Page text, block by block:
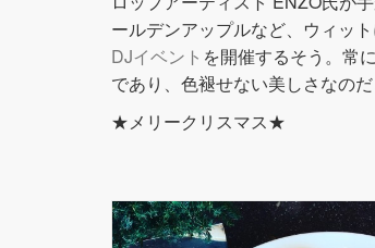
ールデンアップルなど、ウィッ
DJイベント を開催するそう。常
であり、色褪せない美しさなのだ
★メリークリスマス★